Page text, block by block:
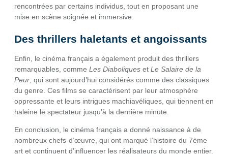
rencontrées par certains individus, tout en proposant une
mise en scène soignée et immersive.
Des thrillers haletants et angoissants
Enfin, le cinéma français a également produit des thrillers
remarquables, comme Les Diaboliques et Le Salaire de la
Peur , qui sont aujourd’hui considérés comme des classiques
du genre. Ces films se caractérisent par leur atmosphère
oppressante et leurs intrigues machiavéliques, qui tiennent en
haleine le spectateur jusqu’à la dernière minute.
En conclusion, le cinéma français a donné naissance à de
nombreux chefs-d’œuvre, qui ont marqué l’histoire du 7ème
art et continuent d’influencer les réalisateurs du monde entier.